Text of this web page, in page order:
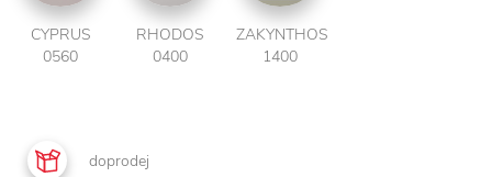
CYPRUS
0560
RHODOS
0400
ZAKYNTHOS
1400
doprodej